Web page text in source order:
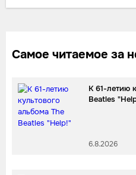
Самое читаемое за
К 61-летию
Beatles
6.8.2026